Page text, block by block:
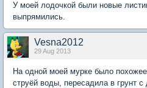
У моей лодочкой были новые
выпрямились.
Vesna2012
29 Aug 2013
На одной моей мурке было
струёй воды, пересадила в грунт